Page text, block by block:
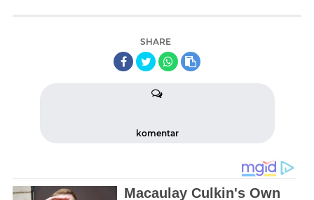
SHARE
komentar